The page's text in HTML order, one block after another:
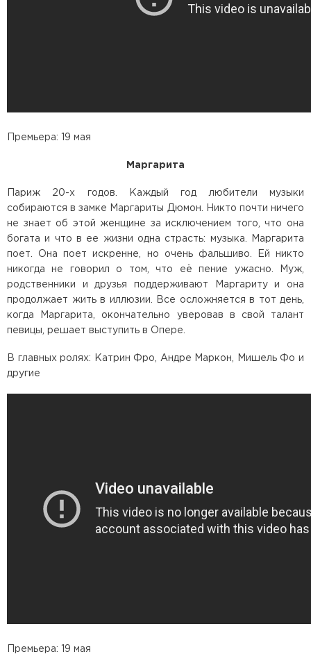
Премьера: 19 мая
Маргарита
Париж 20-х годов. Каждый год любители музыки
собираются в замке Маргариты Дюмон. Никто почти ничего
не знает об этой женщине за исключением того, что она
богата и что в ее жизни одна страсть: музыка. Маргарита
поет. Она поет искренне, но очень фальшиво. Ей никто
никогда не говорил о том, что её пение ужасно. Муж,
родственники и друзья поддерживают Маргариту и она
продолжает жить в иллюзии. Все осложняется в тот день,
когда Маргарита, окончательно уверовав в свой талант
певицы, решает выступить в Опере.
В главных ролях: Катрин Фро, Андре Маркон, Мишель Фо и
другие
Премьера: 19 мая